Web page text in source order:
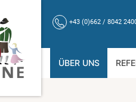
+43 (0)662 / 8042
ÜBER UNS